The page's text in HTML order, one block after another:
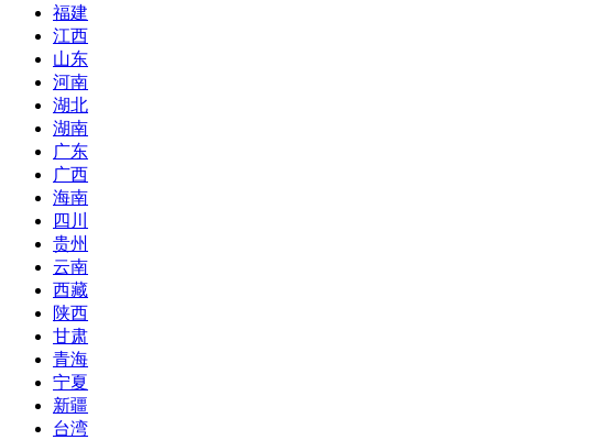
福建
江西
山东
河南
湖北
湖南
广东
广西
海南
四川
贵州
云南
西藏
陕西
甘肃
青海
宁夏
新疆
台湾